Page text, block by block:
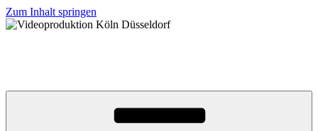
Zum Inhalt springen